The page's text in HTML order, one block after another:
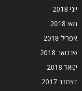
יוני 2018
מאי 2018
אפריל 2018
פברואר 2018
ינואר 2018
דצמבר 2017